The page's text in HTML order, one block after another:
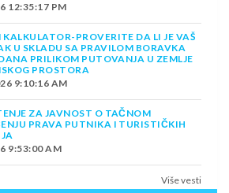
12:35:17 PM
KALKULATOR-PROVERITE DA LI JE VAŠ
U SKLADU SA PRAVILOM BORAVKA
PRILIKOM PUTOVANJA U ZEMLJE
PROSTORA
9:10:16 AM
ZA JAVNOST O TAČNOM
PRAVA PUTNIKA I TURISTIČKIH
9:53:00 AM
Više vesti